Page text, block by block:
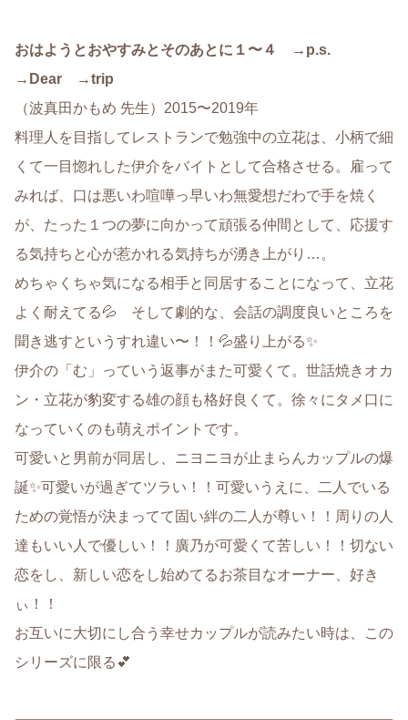
おはようとおやすみとそのあとに１〜４ →p.s.
→Dear →trip
（波真田かもめ 先生）2015〜2019年
料理人を目指してレストランで勉強中の立花は、小柄で細
くて一目惚れした伊介をバイトとして合格させる。雇って
みれば、口は悪いわ喧嘩っ早いわ無愛想だわで手を焼く
が、たった１つの夢に向かって頑張る仲間として、応援す
る気持ちと心が惹かれる気持ちが湧き上がり…。
めちゃくちゃ気になる相手と同居することになって、立花
よく耐えてる💦 そして劇的な、会話の調度良いところを
聞き逃すというすれ違い〜！！💦盛り上がる✨
伊介の「む」っていう返事がまた可愛くて。世話焼きオカ
ン・立花が豹変する雄の顔も格好良くて。徐々にタメ口に
なっていくのも萌えポイントです。
可愛いと男前が同居し、ニヨニヨが止まらんカップルの爆
誕✨可愛いが過ぎてツラい！！可愛いうえに、二人でいる
ための覚悟が決まってて固い絆の二人が尊い！！周りの人
達もいい人で優しい！！廣乃が可愛くて苦しい！！切ない
恋をし、新しい恋をし始めてるお茶目なオーナー、好き
ぃ！！
お互いに大切にし合う幸せカップルが読みたい時は、この
シリーズに限る💕